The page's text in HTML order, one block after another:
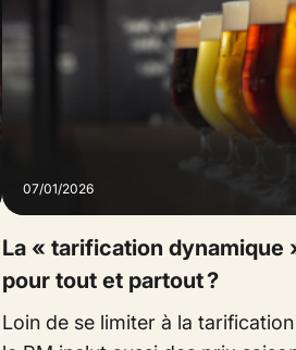
07/01/2026
La « tarification dynamique
pour tout et partout ?
Loin de se limiter à la